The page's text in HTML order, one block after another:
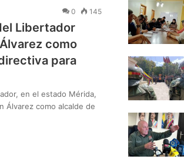
0 145
Libertador
como
para
en el estado Mérida,
Álvarez como alcalde de